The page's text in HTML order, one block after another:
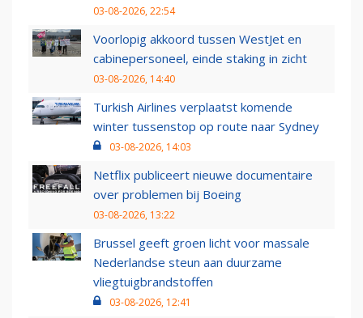
03-08-2026, 22:54
Voorlopig akkoord tussen WestJet en
cabinepersoneel, einde staking in zicht
03-08-2026, 14:40
Turkish Airlines verplaatst komende
winter tussenstop op route naar Sydney
03-08-2026, 14:03
Netflix publiceert nieuwe documentaire
over problemen bij Boeing
03-08-2026, 13:22
Brussel geeft groen licht voor massale
Nederlandse steun aan duurzame
vliegtuigbrandstoffen
03-08-2026, 12:41